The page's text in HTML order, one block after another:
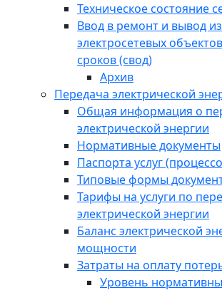
Техническое состояние
Ввод в ремонт и вывод
электросетевых
сроков (свод)
Архив
Передача электрической
Общая информация о
электрической энергии
Нормативные документы
Паспорта услуг
Типовые формы
Тарифы на услуги по
электрической энергии
Баланс электрической
мощности
Затраты на оплату
Уровень